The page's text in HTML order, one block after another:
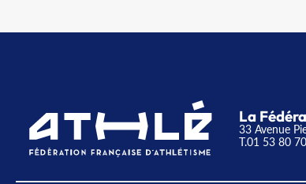
La
33 Avenue
T.01 53 80